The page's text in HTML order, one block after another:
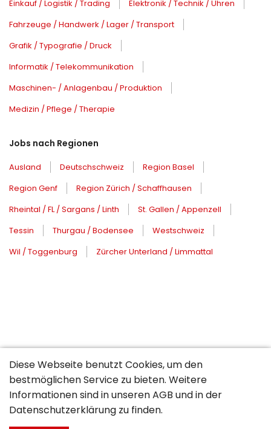
Einkauf / Logistik / Trading
Elektronik / Technik / Uhren
Fahrzeuge / Handwerk / Lager / Transport
Grafik / Typografie / Druck
Informatik / Telekommunikation
Maschinen- / Anlagenbau / Produktion
Medizin / Pflege / Therapie
Jobs nach Regionen
Ausland Deutschschweiz
Region Basel
Region Genf
Region Zürich / Schaffhausen
Rheintal / FL / Sargans / Linth
St. Gallen / Appenzell
Tessin
Thurgau / Bodensee
Westschweiz
Wil / Toggenburg
Zürcher Unterland / Limmattal
Diese Webseite benutzt Cookies, um den
bestmöglichen Service zu bieten. Weitere
Informationen sind in unserenAGB und in der
Datenschutzerklärung zu finden.